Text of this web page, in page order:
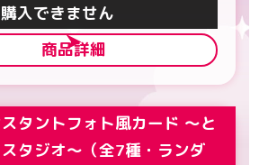
カートに入れる
商品詳細
タントフォト風カード ～と
タジオ～（全7種・ランダ